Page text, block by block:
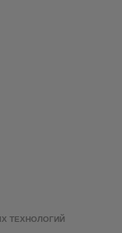
ТЕХНОЛОГИЙ